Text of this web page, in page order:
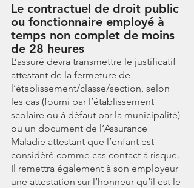
Le contractuel de droit public
ou fonctionnaire employé à
temps non complet de moins
de 28 heures
L’assuré devra transmettre le justificatif
attestant de la fermeture de
l’établissement/classe/section, selon
les cas (fourni par l’établissement
scolaire ou à défaut par la municipalité)
ou un document de l’Assurance
Maladie attestant que l’enfant est
considéré comme cas contact à risque.
Il remettra également à son employeur
une attestation sur l’honneur qu’il est le